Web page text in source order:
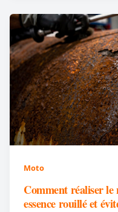
Moto
Comment réaliser le
essence rouillé et